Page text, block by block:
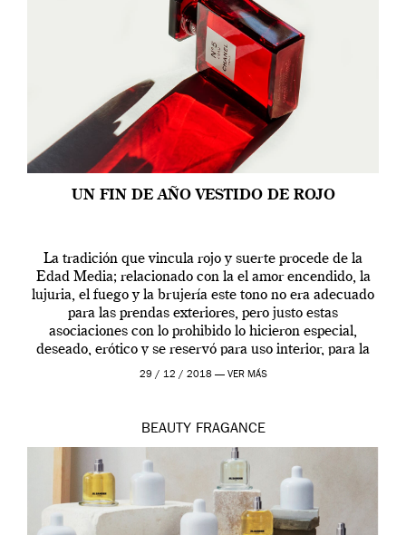
UN FIN DE AÑO VESTIDO DE ROJO
La tradición que vincula rojo y suerte procede de la
Edad Media; relacionado con la el amor encendido, la
lujuria, el fuego y la brujería este tono no era adecuado
para las prendas exteriores, pero justo estas
asociaciones con lo prohibido lo hicieron especial,
deseado, erótico y se reservó para uso interior, para la
ropa […]
29 / 12 / 2018 — VER MÁS
BEAUTY FRAGANCE